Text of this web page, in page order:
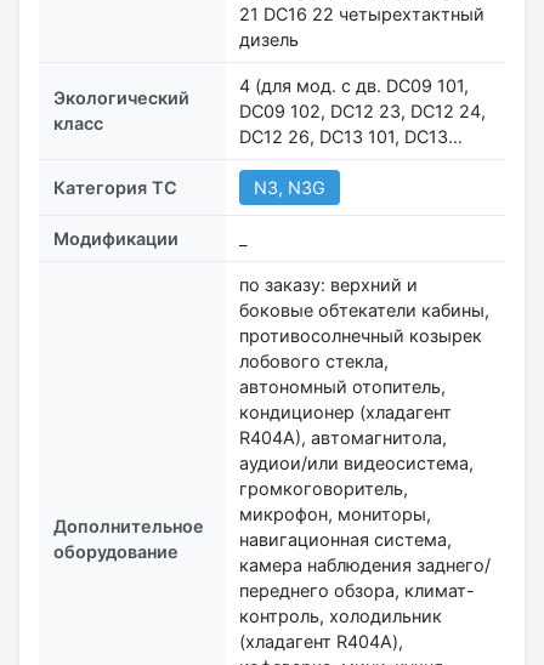
21 DC16 22 четырехтактный
дизель
Экологический
класс
4 (для мод. с дв. DC09 101,
DC09 102, DC12 23, DC12 24,
DC12 26, DC13 101, DC13…
Категория ТС N3, N3G
Модификации
Дополнительное
оборудование
по заказу: верхний и
боковые обтекатели кабины,
противосолнечный козырек
лобового стекла,
автономный отопитель,
кондиционер (хладагент
R404А), автомагнитола,
аудиои/или видеосистема,
громкоговоритель,
микрофон, мониторы,
навигационная система,
камера наблюдения заднего/
переднего обзора, климат-
контроль, холодильник
(хладагент R404A),